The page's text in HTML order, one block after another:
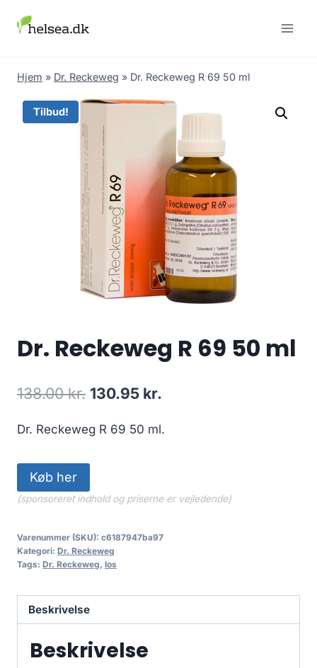
Hjem » Dr. Reckeweg » Dr. Reckeweg R 69 50 ml
Tilbud!
Dr. Reckeweg R 69 50 ml
138.00kr. Den
pris
var:
138.00 kr..
130.95 kr.
Dr. Reckeweg R 69 50 ml.
Køb her
(sponsoreret indhold og priserne er vejledende)
Varenummer (SKU): c6187947ba97
Kategori: Dr. Reckeweg
Tags: Dr. Reckeweg, los
Beskrivelse
Beskrivelse